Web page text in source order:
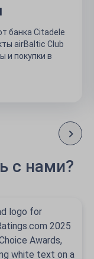
банка Citadele
airBaltic Club
и покупки в
с нами?